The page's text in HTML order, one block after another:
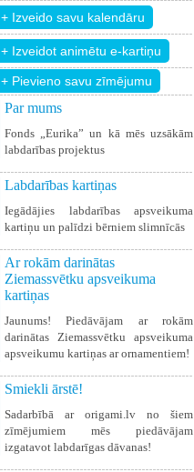
+ Pievieno savu zīmējumu
Par mums
Fonds „Eurika” un kā mēs uzsākām
labdarības projektus
Labdarības kartiņas
Iegādājies labdarības apsveikuma
kartiņu un palīdzi bērniem slimnīcās
Ar rokām darinātas
Ziemassvētku apsveikuma
kartiņas
Jaunums! Piedāvājam ar rokām
darinātas Ziemassvētku apsveikuma
apsveikumu kartiņas ar ornamentiem!
Smiekli ārstē!
Sadarbībā ar origami.lv no šiem
zīmējumiem mēs piedāvājam
izgatavot labdarīgas dāvanas!